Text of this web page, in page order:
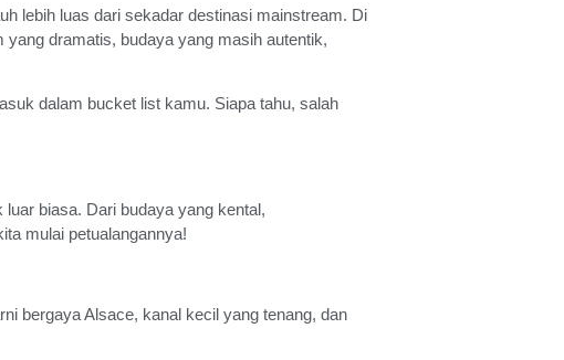
lebih luas dari sekadar destinasi mainstream. Di
dramatis, budaya yang masih autentik,
dalam bucket list kamu. Siapa tahu, salah
biasa. Dari budaya yang kental,
mulai petualangannya!
bergaya Alsace, kanal kecil yang tenang, dan